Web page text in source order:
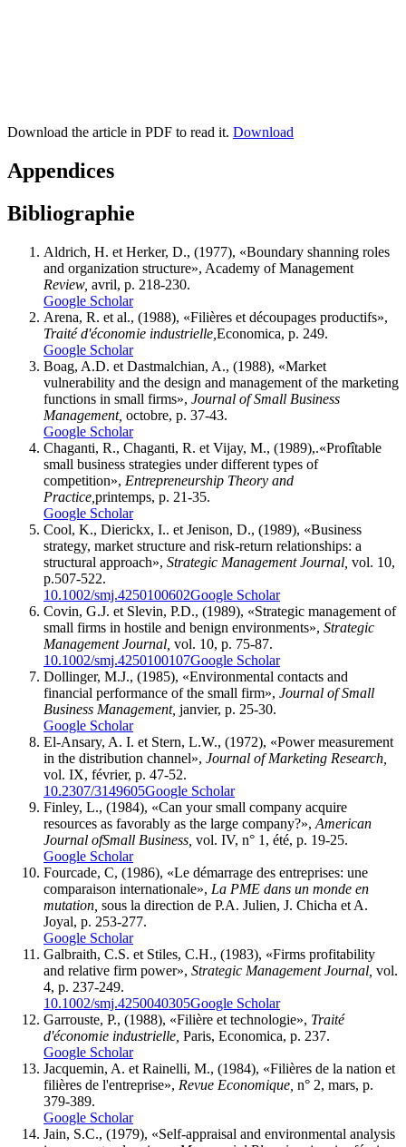
Download the article in PDF to read it. Download
Appendices
Bibliographie
Aldrich, H. et Herker, D., (1977), «Boundary shanning roles
and organization structure», Academy of Management
Review, avril, p. 218-230.
Google Scholar
Arena, R. et al., (1988), «Filières et découpages productifs»,
Traité d'économie industrielle, Economica, p. 249.
Google Scholar
Boag, A.D. et Dastmalchian, A., (1988), «Market
vulnerability and the design and management of the marketing
functions in small firms», Journal of Small Business
Management, octobre, p. 37-43.
Google Scholar
Chaganti, R., Chaganti, R. et Vijay, M., (1989),.«Profîtable
small business strategies under different types of
competition», Entrepreneurship Theory and
Practice, printemps, p. 21-35.
Google Scholar
Cool, K., Dierickx, I.. et Jenison, D., (1989), «Business
strategy, market structure and risk-return relationships: a
structural approach», Strategic Management Journal, vol. 10,
p.507-522.
10.1002/smj.4250100602Google Scholar
Covin, G.J. et Slevin, P.D., (1989), «Strategic management of
small firms in hostile and benign environments», Strategic
Management Journal, vol. 10, p. 75-87.
10.1002/smj.4250100107Google Scholar
Dollinger, M.J., (1985), «Environmental contacts and
financial performance of the small firm», Journal of Small
Business Management, janvier, p. 25-30.
Google Scholar
El-Ansary, A. I. et Stern, L.W., (1972), «Power measurement
in the distribution channel», Journal of Marketing Research,
vol. IX, février, p. 47-52.
10.2307/3149605Google Scholar
Finley, L., (1984), «Can your small company acquire
resources as favorably as the large company?», American
Journal ofSmall Business, vol. IV, n° 1, été, p. 19-25.
Google Scholar
Fourcade, C, (1986), «Le démarrage des entreprises: une
comparaison internationale», La PME dans un monde en
mutation, sous la direction de P.A. Julien, J. Chicha et A.
Joyal, p. 253-277.
Google Scholar
Galbraith, C.S. et Stiles, C.H., (1983), «Firms profitability
and relative firm power», Strategic Management Journal, vol.
4, p. 237-249.
10.1002/smj.4250040305Google Scholar
Garrouste, P., (1988), «Filière et technologie», Traité
d'économie industrielle, Paris, Economica, p. 237.
Google Scholar
Jacquemin, A. et Rainelli, M., (1984), «Filières de la nation et
filières de l'entreprise», Revue Economique, n° 2, mars, p.
379-389.
Google Scholar
Jain, S.C., (1979), «Self-appraisal and environmental analysis